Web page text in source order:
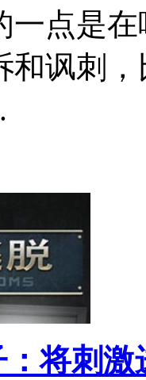
一点是
和讽刺
：将刺